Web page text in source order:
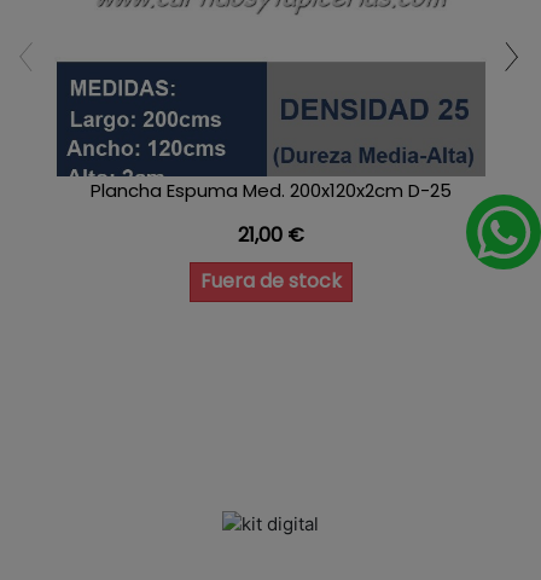
Plancha Espuma Med. 200x120x2cm D-25
Precio
21,00 €
Fuera de stock